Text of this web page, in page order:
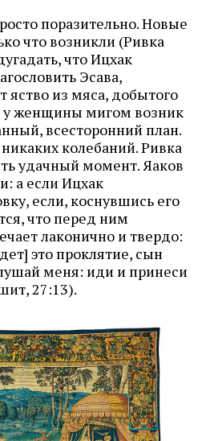
поразительно. Новые
что возникли (Ривка
что Ицхак
Эсава,
яство из мяса, добытого
у женщины мигом возник
всесторонний план.
колебаний. Ривка
удачный момент. Яаков
а если Ицхак
если, коснувшись его
что перед ним
лаконично и твердо:
это проклятие, сын
меня: иди и принеси
27:13).